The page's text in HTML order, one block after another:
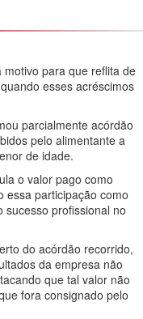
para que reflita de
esses acréscimos
parcialmente acórdão
pelo alimentante a
de idade.
o valor pago como
essa participação como
profissional no
do acórdão recorrido,
da empresa não
que tal valor não
fora consignado pelo